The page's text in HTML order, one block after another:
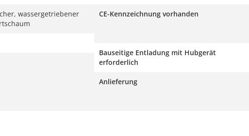
wassergetriebener
CE-Kennzeichnung vorhanden
Bauseitige Entladung mit Hubgerät
erforderlich
Anlieferung